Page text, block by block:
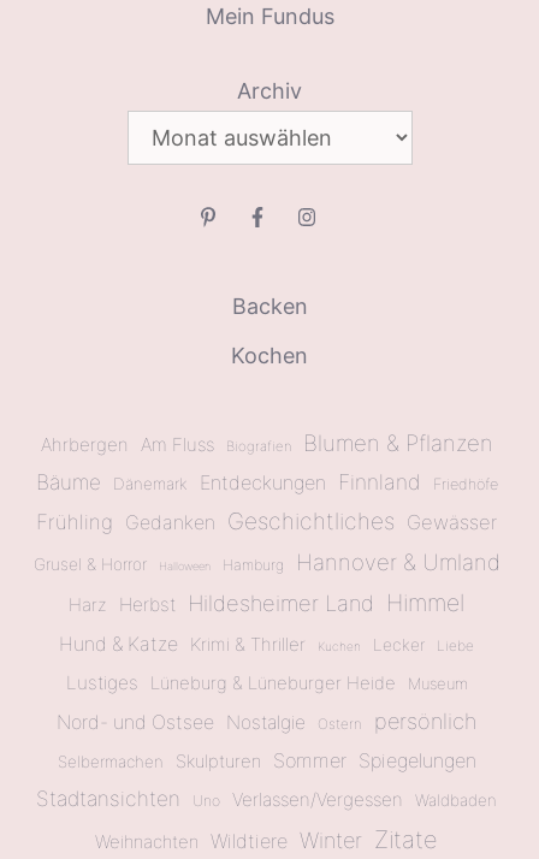
Mein Fundus
Archiv
Backen
Kochen
Ahrbergen Am Fluss Biografien Blumen & Pflanzen
Bäume Dänemark Entdeckungen Finnland Friedhöfe
Frühling Gedanken Geschichtliches Gewässer
Grusel & Horror Halloween Hamburg Hannover & Umland
Harz Herbst Hildesheimer Land Himmel
Hund & Katze Krimi & Thriller Kuchen Lecker Liebe
Lustiges Lüneburg & Lüneburger Heide Museum
Nord- und Ostsee Nostalgie Ostern persönlich
Selbermachen Skulpturen Sommer Spiegelungen
Stadtansichten Uno Verlassen/Vergessen Waldbaden
Weihnachten Wildtiere Winter Zitate